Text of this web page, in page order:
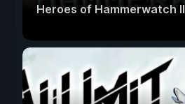
Heroes of Hammerwatch II